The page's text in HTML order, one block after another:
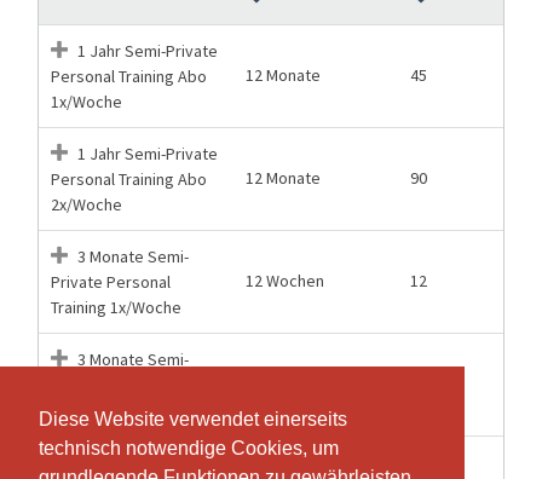
Diese Website verwendet einerseits
technisch notwendige Cookies, um
Diese Website verwendet einerseits
technisch notwendige Cookies, um
1 Jahr Semi-Private
Personal Training Abo
1x/Woche
12 Monate 45
1 Jahr Semi-Private
Personal Training Abo
2x/Woche
12 Monate 90
3 Monate Semi-
Private Personal
Training 1x/Woche
12 Wochen 12
3 Monate Semi-
Training 2x/Woche
6 Monate Semi-